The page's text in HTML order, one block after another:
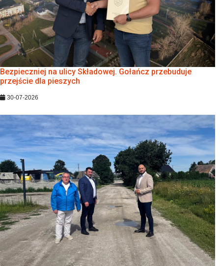
Bezpieczniej na ulicy Składowej. Gołańcz przebuduje
przejście dla pieszych
30-07-2026